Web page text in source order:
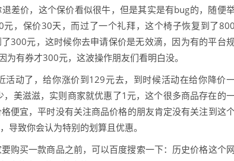
差价，这个保价看似很牛，但是其实是有bug的，随便
，保价30天，而过了一个礼拜，这个椅子恢复到了800
300元，这时候你去申请保价是无效滴，因为有的平台
有券才300元，这波操作朋友们看明白没。
动了，给你涨价到129元去，到时候活动在给你降价
美滋滋，实则商家就优惠了1元，这个很多商品存在的
便宜，平时没有关注商品价格的朋友肯定没有关注到这
导致你会认为特别的划算且优惠。
购买一款商品之前，可以百度搜索一下：历史价格这个网